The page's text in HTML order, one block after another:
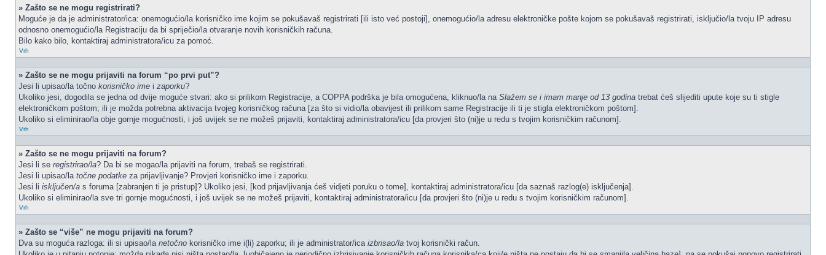
» Zašto se ne mogu registrirati?
Moguće je da je administrator/ica: onemogućio/la korisničko ime kojim se pokušavaš registrirati [ili isto već postoji], onemogućio/la adresu elektroničke pošte kojom se pokušavaš registrirati, isključio/la tvoju IP adresu
odnosno onemogućio/la Registraciju da bi spriječio/la otvaranje novih korisničkih računa.
Bilo kako bilo, kontaktiraj administratora/icu za pomoć.
Vrh
» Zašto se ne mogu prijaviti na forum “po prvi put”?
Jesi li upisao/la točno korisničko ime i zaporku?
Ukoliko jesi, dogodila se jedna od dvije moguće stvari: ako si prilikom Registracije, a COPPA podrška je bila omogućena, kliknuo/la na Slažem se i imam manje od 13 godina trebat ćeš slijediti upute koje su ti stigle
elektroničkom poštom; ili je možda potrebna aktivacija tvojeg korisničkog računa [za što si vidio/la obavijest ili prilikom same Registracije ili ti je stigla elektroničkom poštom].
Ukoliko si eliminirao/la obje gornje mogućnosti, i još uvijek se ne možeš prijaviti, kontaktiraj administratora/icu [da provjeri što (ni)je u redu s tvojim korisničkim računom].
Vrh
» Zašto se ne mogu prijaviti na forum?
Jesi li se registrirao/la? Da bi se mogao/la prijaviti na forum, trebaš se registrirati.
Jesi li upisao/la točne podatke za prijavljivanje? Provjeri korisničko ime i zaporku.
Jesi li isključen/a s foruma [zabranjen ti je pristup]? Ukoliko jesi, [kod prijavljivanja ćeš vidjeti poruku o tome], kontaktiraj administratora/icu [da saznaš razlog(e) isključenja].
Ukoliko si eliminirao/la sve tri gornje mogućnosti, i još uvijek se ne možeš prijaviti, kontaktiraj administratora/icu [da provjeri što (ni)je u redu s tvojim korisničkim računom].
Vrh
» Zašto se “više” ne mogu prijaviti na forum?
Dva su moguća razloga: ili si upisao/la netočno korisničko ime i(li) zaporku; ili je administrator/ica izbrisao/la tvoj korisnički račun.